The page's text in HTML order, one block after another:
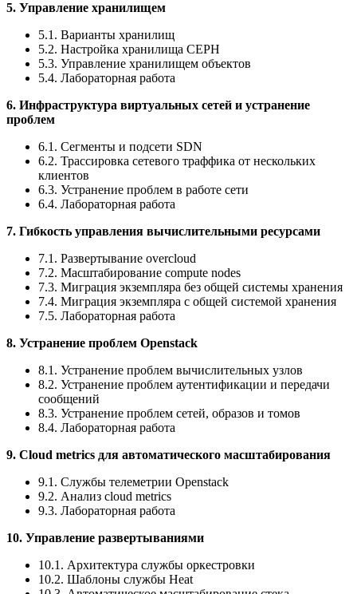
5. Управление хранилищем
5.1. Варианты хранилищ
5.2. Настройка хранилища CEPH
5.3. Управление хранилищем объектов
5.4. Лабораторная работа
6. Инфраструктура виртуальных сетей и устранение
проблем
6.1. Сегменты и подсети SDN
6.2. Трассировка сетевого траффика от нескольких
клиентов
6.3. Устранение проблем в работе сети
6.4. Лабораторная работа
7. Гибкость управления вычислительными ресурсами
7.1. Развертывание overcloud
7.2. Масштабирование compute nodes
7.3. Миграция экземпляра без общей системы хранения
7.4. Миграция экземпляра с общей системой хранения
7.5. Лабораторная работа
8. Устранение проблем Openstack
8.1. Устранение проблем вычислительных узлов
8.2. Устранение проблем аутентификации и передачи
сообщений
8.3. Устранение проблем сетей, образов и томов
8.4. Лабораторная работа
9. Cloud metrics для автоматического масштабирования
9.1. Службы телеметрии Openstack
9.2. Анализ cloud metrics
9.3. Лабораторная работа
10. Управление развертываниями
10.1. Архитектура службы оркестровки
10.2. Шаблоны службы Heat